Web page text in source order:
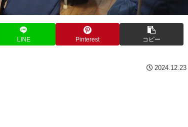
LINE Pinterest コピー
2024.12.23